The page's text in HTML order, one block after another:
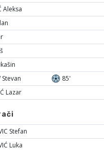
Aleksa
Stevan 85'
Lazar
Stefan
Luka